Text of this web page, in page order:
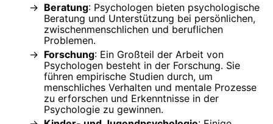
Beratung: Psychologen bieten psychologische
Beratung und Unterstützung bei persönlichen,
zwischenmenschlichen und beruflichen
Problemen.
Forschung: Ein Großteil der Arbeit von
Psychologen besteht in der Forschung. Sie
führen empirische Studien durch, um
menschliches Verhalten und mentale Prozesse
zu erforschen und Erkenntnisse in der
Psychologie zu gewinnen.